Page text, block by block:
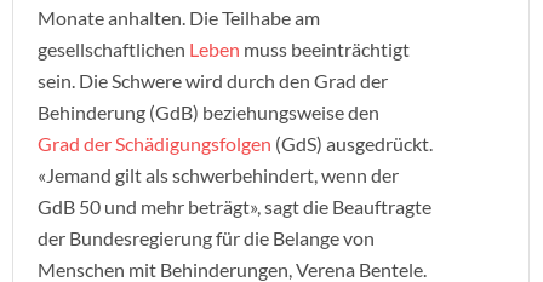
Monate anhalten. Die Teilhabe am
gesellschaftlichen Leben muss beeinträchtigt
sein. Die Schwere wird durch den Grad der
Behinderung (GdB) beziehungsweise den
Grad der Schädigungsfolgen (GdS) ausgedrückt.
«Jemand gilt als schwerbehindert, wenn der
GdB 50 und mehr beträgt», sagt die Beauftragte
der Bundesregierung für die Belange von
Menschen mit Behinderungen, Verena Bentele.